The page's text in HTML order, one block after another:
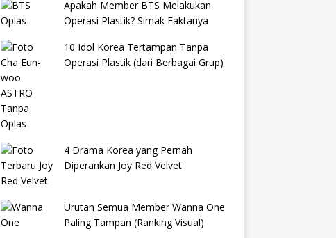
Apakah Member BTS Melakukan
Operasi Plastik? Simak Faktanya
10 Idol Korea Tertampan Tanpa
Operasi Plastik (dari Berbagai Grup)
4 Drama Korea yang Pernah
Diperankan Joy Red Velvet
Urutan Semua Member Wanna One
Paling Tampan (Ranking Visual)